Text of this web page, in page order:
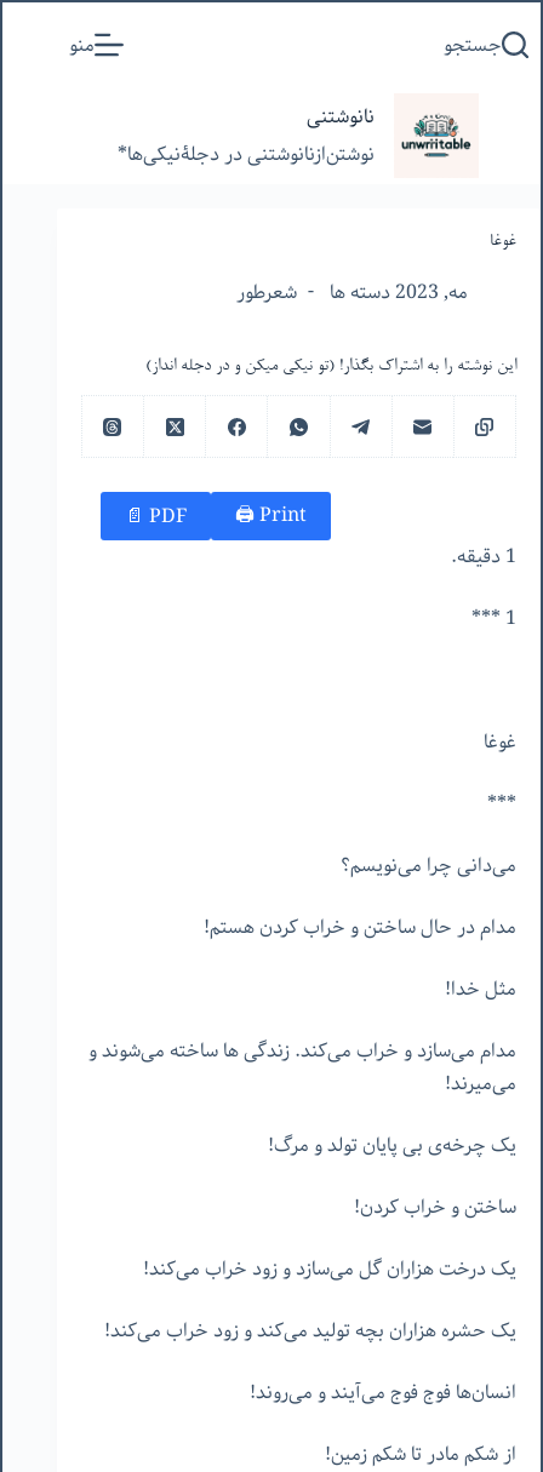
به
جستجو منو
نانوشتنی
نوشتن‌از‌نانوشتنی‌ در‌ دجلۀنیکی‌ها*
غوغا
مه, 2023 دسته ها شعرطور
این نوشته را به اشتراک بگذار! (تو نیکی میکن و در دجله انداز)
Print 🖨
PDF 📄
1 دقیقه.
1 ***
غوغا
***
می‌دانی چرا می‌نویسم؟
مدام در حال ساختن و خراب کردن هستم!
مثل خدا!
مدام می‌سازد و خراب می‌کند. زندگی ها ساخته می‌شوند و
می‌میرند!
یک چرخه‌ی بی پایان تولد و مرگ!
ساختن و خراب کردن!
یک درخت هزاران گل می‌سازد و زود خراب می‌کند!
یک حشره هزاران بچه تولید می‌کند و زود خراب می‌کند!
انسان‌ها فوج فوج می‌آیند و می‌روند!
از شکم مادر تا شکم زمین!